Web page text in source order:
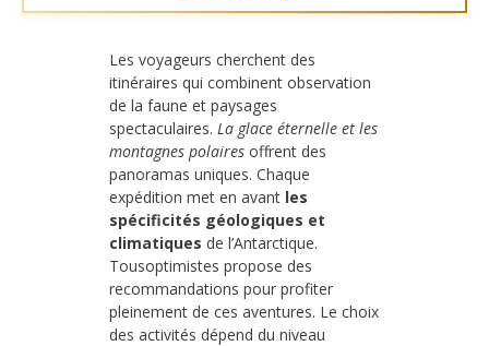
Les voyageurs cherchent des
itinéraires qui combinent observation
de la faune et paysages
spectaculaires. La glace éternelle et les
montagnes polaires offrent des
panoramas uniques. Chaque
expédition met en avant les
spécificités géologiques et
climatiques de l’Antarctique.
Tousoptimistes propose des
recommandations pour profiter
pleinement de ces aventures. Le choix
des activités dépend du niveau